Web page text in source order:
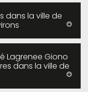
dans la ville de
Lagrenee Giono
dans la ville de